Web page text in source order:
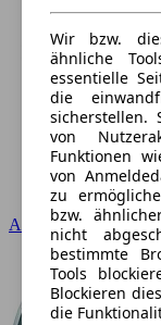
Audi
Wir bzw.
ähnliche
essentielle
die
sicherstellen.
von
Funktionen
von
zu
bzw.
nicht
bestimmte
Tools
Blockieren
die